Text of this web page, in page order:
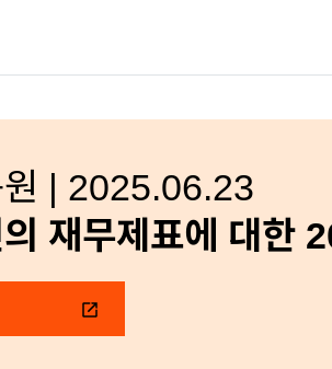
원 | 2025.06.23
재무제표에 대한